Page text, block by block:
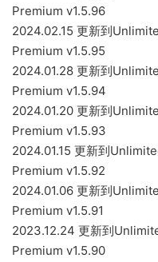
Premium v1.5.96
2024.02.15 更新到
Premium v1.5.95
2024.01.28 更新到
Premium v1.5.94
2024.01.20 更新到
Premium v1.5.93
2024.01.15 更新到
Premium v1.5.92
2024.01.06 更新到
Premium v1.5.91
2023.12.24 更新到
Premium v1.5.90